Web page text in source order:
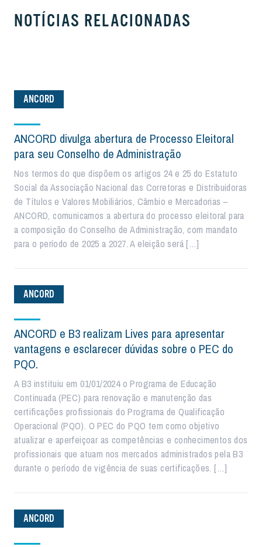
NOTÍCIAS RELACIONADAS
ANCORD
ANCORD divulga abertura de Processo Eleitoral
para seu Conselho de Administração
Nos termos do que dispõem os artigos 24 e 25 do Estatuto
Social da Associação Nacional das Corretoras e Distribuidoras
de Títulos e Valores Mobiliários, Câmbio e Mercadorias –
ANCORD, comunicamos a abertura do processo eleitoral para
a composição do Conselho de Administração, com mandato
para o período de 2025 a 2027. A eleição será […]
ANCORD
ANCORD e B3 realizam Lives para apresentar
vantagens e esclarecer dúvidas sobre o PEC do
PQO.
A B3 instituiu em 01/01/2024 o Programa de Educação
Continuada (PEC) para renovação e manutenção das
certificações profissionais do Programa de Qualificação
Operacional (PQO). O PEC do PQO tem como objetivo
atualizar e aperfeiçoar as competências e conhecimentos dos
profissionais que atuam nos mercados administrados pela B3
durante o período de vigência de suas certificações. […]
ANCORD